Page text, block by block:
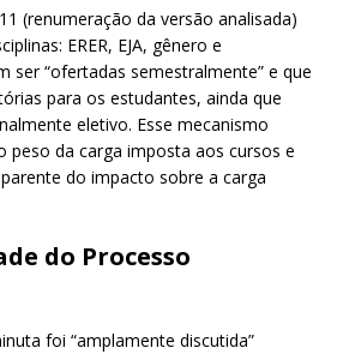
(renumeração da versão analisada)
ERER, EJA, gênero e
ser “ofertadas semestralmente” e que
para os estudantes, ainda que
eletivo. Esse mecanismo
peso da carga imposta aos cursos e
do impacto sobre a carga
do Processo
foi “amplamente discutida”